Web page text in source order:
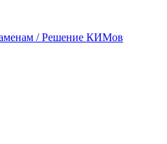
/ Решение КИМов